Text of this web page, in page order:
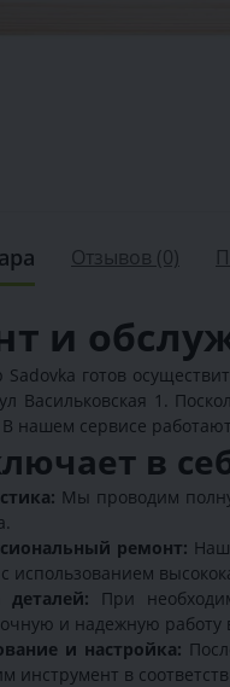
Отзывов (0)
и
Sadovka готов
Васильковская 1.
В нашем сервисе
в
Мы проводим
ремонт:
использованием
деталей: При
и надежную работу
и настройка:
инструмент в